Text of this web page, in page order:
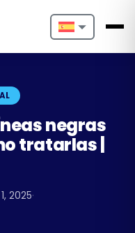
Nederlands
Deutsch
negras
tratarlas |
2025·